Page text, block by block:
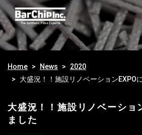
Home News
2020
大盛況！！施設リノベーションEXPO
大盛況！！施設リノベーショ
ました